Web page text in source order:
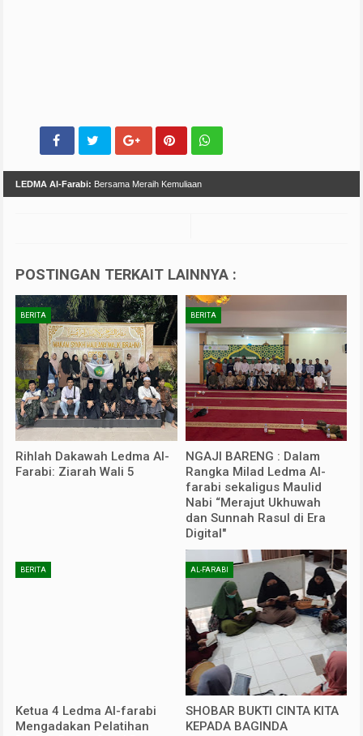
LEDMA Al-Farabi: Bersama Meraih Kemuliaan
POSTINGAN TERKAIT LAINNYA :
BERITA
Rihlah Dakawah Ledma Al-
Farabi: Ziarah Wali 5
BERITA
NGAJI BARENG : Dalam
Rangka Milad Ledma Al-
farabi sekaligus Maulid
Nabi “Merajut Ukhuwah
dan Sunnah Rasul di Era
Digital"
BERITA
Ketua 4 Ledma Al-farabi
Mengadakan Pelatihan
AL-FARABI
SHOBAR BUKTI CINTA KITA
KEPADA BAGINDA